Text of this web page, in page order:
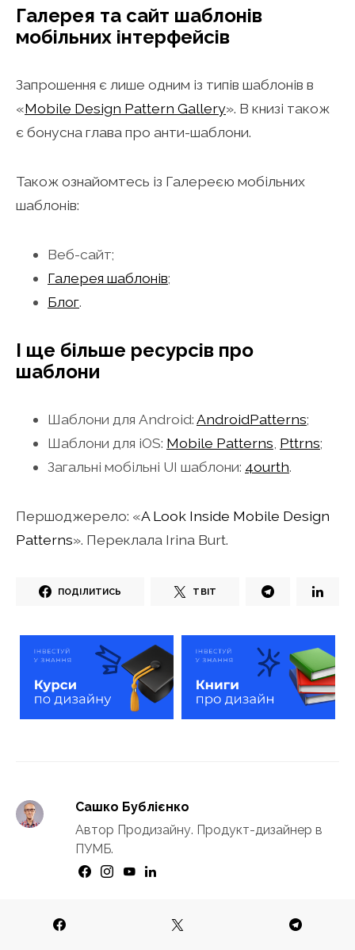
Галерея та сайт шаблонів
мобільних інтерфейсів
Запрошення є лише одним із типів шаблонів в
«Mobile Design Pattern Gallery». В книзі також
є бонусна глава про анти-шаблони.
Також ознайомтесь із Галереєю мобільних
шаблонів:
Веб-сайт;
Галерея шаблонів;
Блог.
І ще більше ресурсів про
шаблони
Шаблони для Android:AndroidPatterns;
Шаблони для iOS: Mobile Patterns Pttrns;
Загальні мобільні UI шаблони: 4ourth.
Першоджерело: «A Look Inside Mobile Design
Patterns». Переклала Irina Burt.
ПОДІЛИТИСЬ ТВІТ
Сашко Бублієнко
Автор Продизайну. Продукт-дизайнер в
ПУМБ.